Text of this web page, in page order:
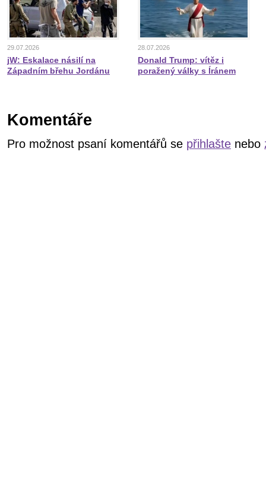
29.07.2026
jW: Eskalace násilí na
Západním břehu Jordánu
28.07.2026
Donald Trump: vítěz i
poražený války s Íránem
Komentáře
Pro možnost psaní komentářů se přihlašte nebo